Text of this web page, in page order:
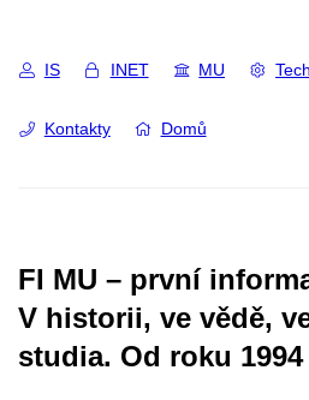
IS INET MU
Kontakty Domů
FI MU – první
V historii, ve vědě,
studia. Od roku